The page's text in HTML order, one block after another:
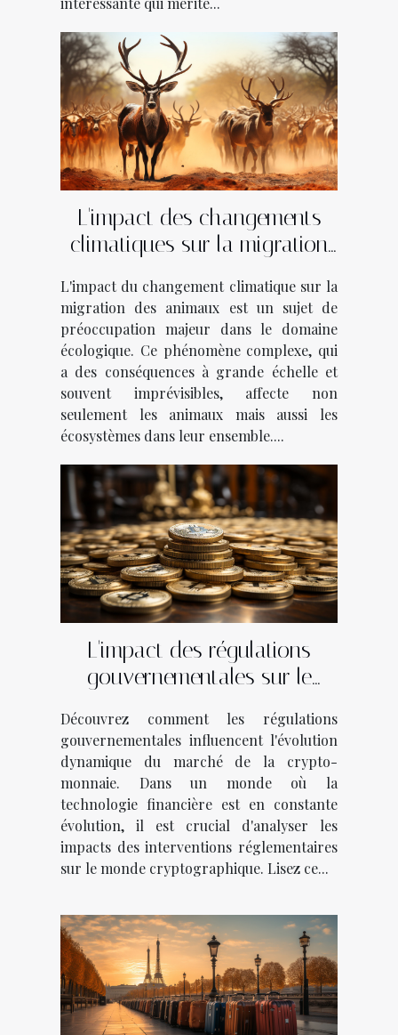
L'impact des changements
climatiques sur la migration
L'impact du changement climatique sur la
migration des animaux est un sujet de
préoccupation majeur dans le domaine
écologique. Ce phénomène complexe, qui
a des conséquences à grande échelle et
souvent imprévisibles, affecte non
seulement les animaux mais aussi les
écosystèmes dans leur ensemble....
L'impact des régulations
gouvernementales sur le
Découvrez comment les régulations
gouvernementales influencent l'évolution
dynamique du marché de la crypto-
monnaie. Dans un monde où la
technologie financière est en constante
évolution, il est crucial d'analyser les
impacts des interventions réglementaires
sur le monde cryptographique. Lisez ce...